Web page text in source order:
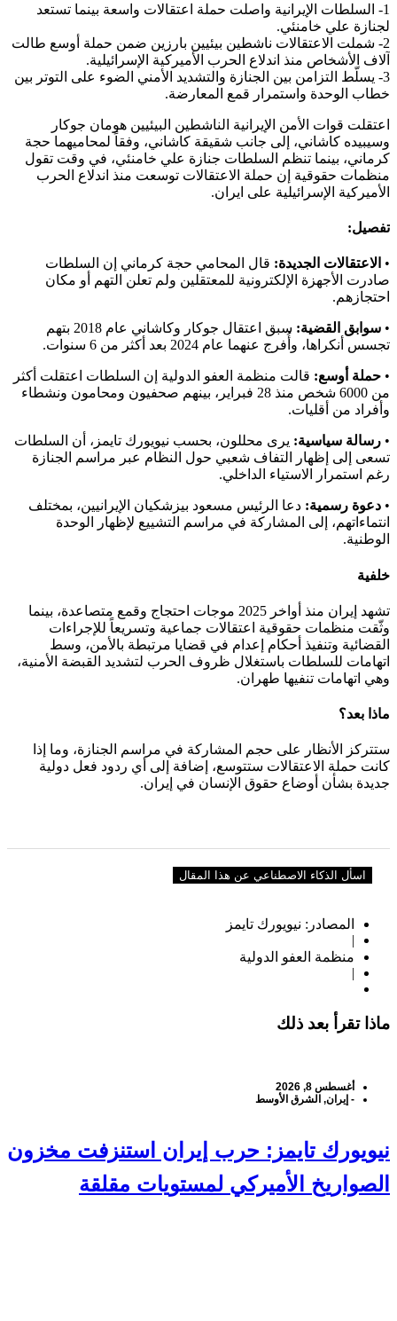
1- السلطات الإيرانية واصلت حملة اعتقالات واسعة بينما تستعد
لجنازة علي خامنئي.
2- شملت الاعتقالات ناشطين بيئيين بارزين ضمن حملة أوسع طالت
آلاف الأشخاص منذ اندلاع الحرب الأميركية الإسرائيلية.
3- يسلّط التزامن بين الجنازة والتشديد الأمني الضوء على التوتر بين
خطاب الوحدة واستمرار قمع المعارضة.
اعتقلت قوات الأمن الإيرانية الناشطين البيئيين هومان جوكار
وسيبيده كاشاني، إلى جانب شقيقة كاشاني، وفقاً لمحاميهما حجة
كرماني، بينما تنظم السلطات جنازة علي خامنئي، في وقت تقول
منظمات حقوقية إن حملة الاعتقالات توسعت منذ اندلاع الحرب
الأميركية الإسرائيلية على ايران.
تفصيل:
• الاعتقالات الجديدة: قال المحامي حجة كرماني إن السلطات
صادرت الأجهزة الإلكترونية للمعتقلين ولم تعلن التهم أو مكان
احتجازهم.
• سوابق القضية:
سبق اعتقال جوكار وكاشاني عام 2018 بتهم
تجسس أنكراها، وأُفرج عنهما عام 2024 بعد أكثر من 6 سنوات.
• حملة أوسع: قالت منظمة العفو الدولية إن السلطات اعتقلت أكثر
من 6000 شخص منذ 28 فبراير، بينهم صحفيون ومحامون ونشطاء
وأفراد من أقليات.
• رسالة سياسية: يرى محللون، بحسب نيويورك تايمز، أن السلطات
تسعى إلى إظهار التفاف شعبي حول النظام عبر مراسم الجنازة
رغم استمرار الاستياء الداخلي.
• دعوة رسمية: دعا الرئيس مسعود بيزشكيان الإيرانيين، بمختلف
انتماءاتهم، إلى المشاركة في مراسم التشييع لإظهار الوحدة
الوطنية.
خلفية
تشهد إيران منذ أواخر 2025 موجات احتجاج وقمع متصاعدة، بينما
وثّقت منظمات حقوقية اعتقالات جماعية وتسريعاً للإجراءات
القضائية وتنفيذ أحكام إعدام في قضايا مرتبطة بالأمن، وسط
اتهامات للسلطات باستغلال ظروف الحرب لتشديد القبضة الأمنية،
وهي اتهامات تنفيها طهران.
ماذا بعد؟
ستتركز الأنظار على حجم المشاركة في مراسم الجنازة، وما إذا
كانت حملة الاعتقالات ستتوسع، إضافة إلى أي ردود فعل دولية
جديدة بشأن أوضاع حقوق الإنسان في إيران.
اسأل الذكاء الاصطناعي عن هذا المقال
المصادر: نيويورك تايمز
|
منظمة العفو الدولية
|
ماذا تقرأ بعد ذلك
أغسطس 8, 2026
- إيران, الشرق الأوسط
نيويورك تايمز: حرب إيران استنزفت مخزون
الصواريخ الأميركي لمستويات مقلقة